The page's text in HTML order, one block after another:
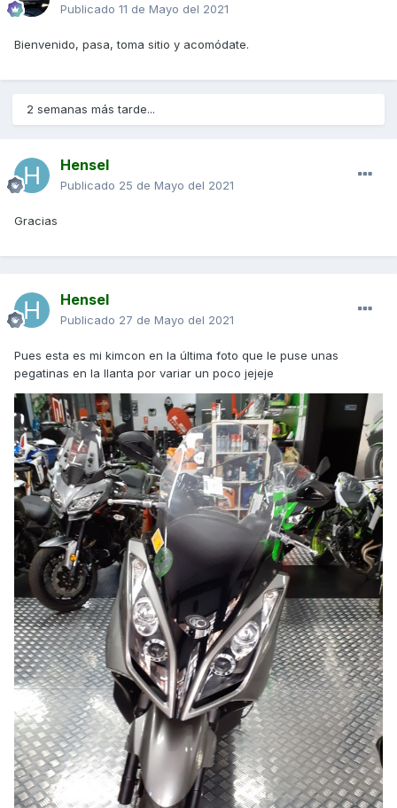
Publicado 11 de Mayo del 2021
Bienvenido, pasa, toma sitio y acomódate.
2 semanas más tarde...
Hensel
Publicado 25 de Mayo del 2021
Gracias
Hensel
Publicado 27 de Mayo del 2021
Pues esta es mi kimcon en la última foto que le puse unas
pegatinas en la llanta por variar un poco jejeje